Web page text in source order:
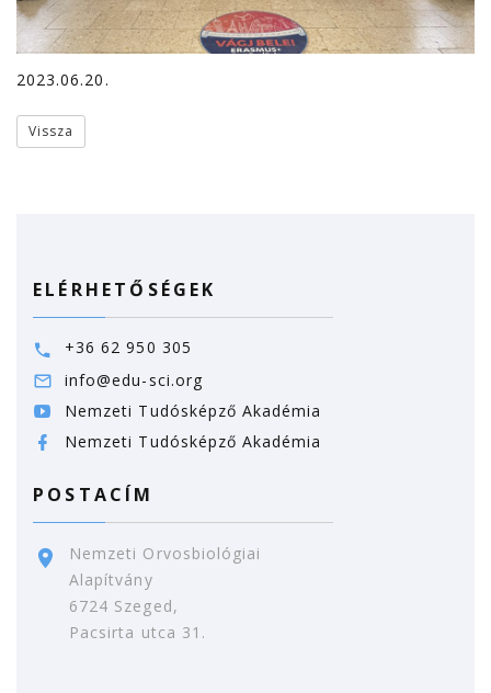
2023.06.20.
Vissza
ELÉRHETŐSÉGEK
+36 62 950 305
info@edu-sci.org
Nemzeti Tudósképző Akadémia
Nemzeti Tudósképző Akadémia
POSTACÍM
Nemzeti Orvosbiológiai
Alapítvány
6724 Szeged,
Pacsirta utca 31.